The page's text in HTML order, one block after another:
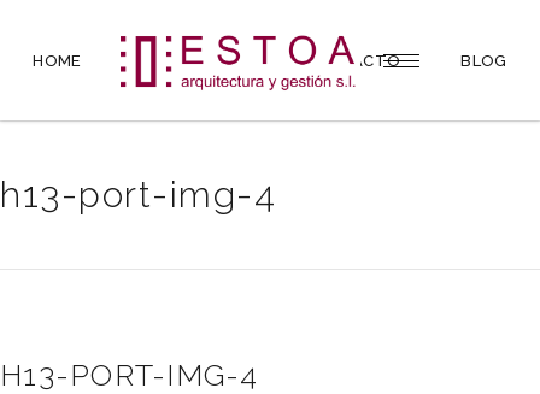
HOME PROYECTOS CONTACTO BLOG
h13-port-img-4
H13-PORT-IMG-4